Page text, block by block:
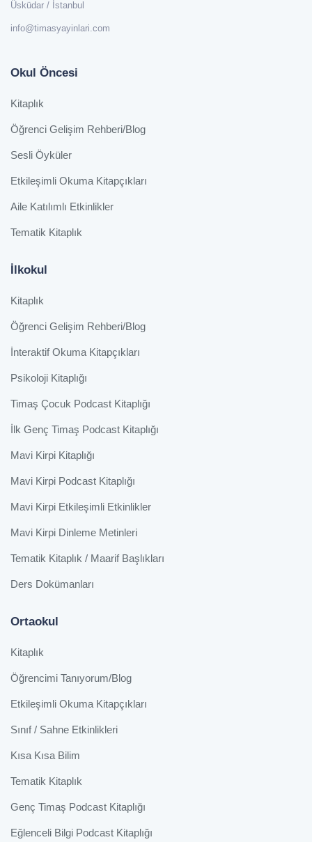
Üsküdar / İstanbul
info@timasyayinlari.com
Okul Öncesi
Kitaplık
Öğrenci Gelişim Rehberi/Blog
Sesli Öyküler
Etkileşimli Okuma Kitapçıkları
Aile Katılımlı Etkinlikler
Tematik Kitaplık
İlkokul
Kitaplık
Öğrenci Gelişim Rehberi/Blog
İnteraktif Okuma Kitapçıkları
Psikoloji Kitaplığı
Timaş Çocuk Podcast Kitaplığı
İlk Genç Timaş Podcast Kitaplığı
Mavi Kirpi Kitaplığı
Mavi Kirpi Podcast Kitaplığı
Mavi Kirpi Etkileşimli Etkinlikler
Mavi Kirpi Dinleme Metinleri
Tematik Kitaplık / Maarif Başlıkları
Ders Dokümanları
Ortaokul
Kitaplık
Öğrencimi Tanıyorum/Blog
Etkileşimli Okuma Kitapçıkları
Sınıf / Sahne Etkinlikleri
Kısa Kısa Bilim
Tematik Kitaplık
Genç Timaş Podcast Kitaplığı
Eğlenceli Bilgi Podcast Kitaplığı